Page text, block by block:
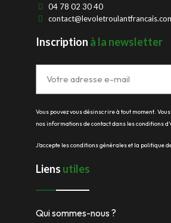
04 78 02 30 40
Inscription à la newsletter
Vous pouvez vous désinscrire à tout moment.
nos informations de contact dans les conditions
J'accepte les conditions générales et la politique
Liens utiles
Qui sommes-nous ?